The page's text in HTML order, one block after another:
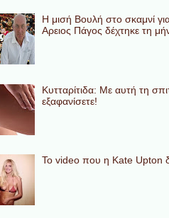
Η μισή Βουλή στο σκαμνί
Αρειος Πάγος δέχτηκε τη
Κυτταρίτιδα: Με αυτή τη
εξαφανίσετε!
To video που η Kate Upton